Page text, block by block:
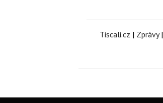
Tiscali.cz | Zprávy|